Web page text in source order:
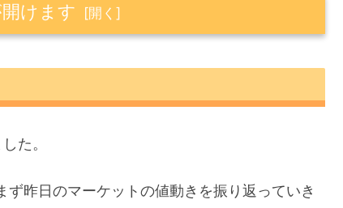
けます
た。
昨日のマーケットの値動きを振り返っていき